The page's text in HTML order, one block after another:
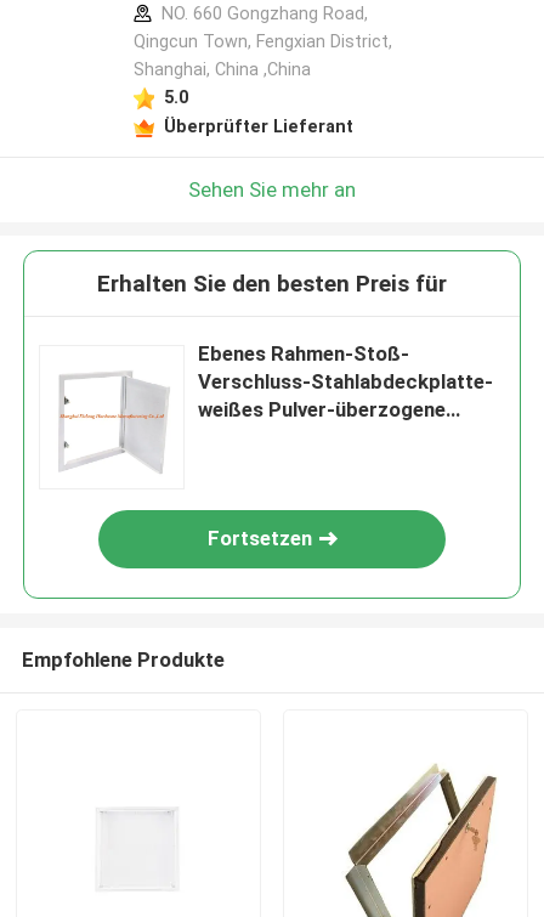
NO. 660 Gongzhang Road,
Qingcun Town, Fengxian District,
Shanghai, China ,China
5.0
Überprüfter Lieferant
Sehen Sie mehr an
Erhalten Sie den besten Preis für
Ebenes Rahmen-Stoß-
Verschluss-Stahlabdeckplatte-
weißes Pulver-überzogene
Fortsetzen
Empfohlene Produkte